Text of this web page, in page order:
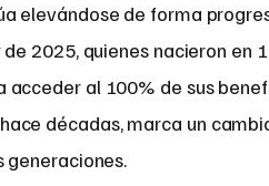
elevándose de forma
2025, quienes nacieron en
acceder al 100% de sus
décadas, marca un
generaciones.